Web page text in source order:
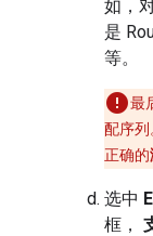
如，
是
等。
最
配序
正确的
选中
框，